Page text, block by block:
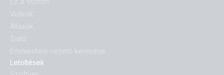
Letöltések
Videók
Állások
Sajtó
Értekesítési vezető keresése